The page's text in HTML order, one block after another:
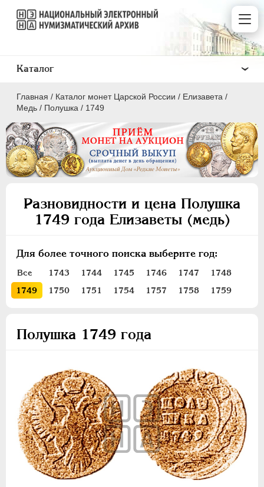
Главная / Каталог монет Царской России / Елизавета /
Медь / Полушка / 1749
Разновидности и цена Полушка
1749 года Елизаветы (медь)
Для более точного поиска выберите год:
Все 1743 1744 1745 1746 1747
1748
1749
1750 1751 1754 1757 1758 1759
Полушка 1749 года
Каталог
ПEТР I 1699 - 1725
ПЕТР II 1727-1729
АННА ИОАННОВНА
1730-1740
ЕЛИЗАВЕТА 1741-1762
Золото
Серебро
5 копеек
Денга
Полушка
Пробные
Для Пруссии
Ливонезы
Монетовидные